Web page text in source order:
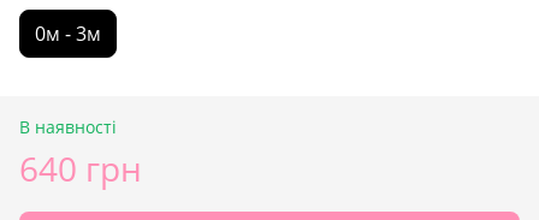
0м - 3м
В наявності
640 грн